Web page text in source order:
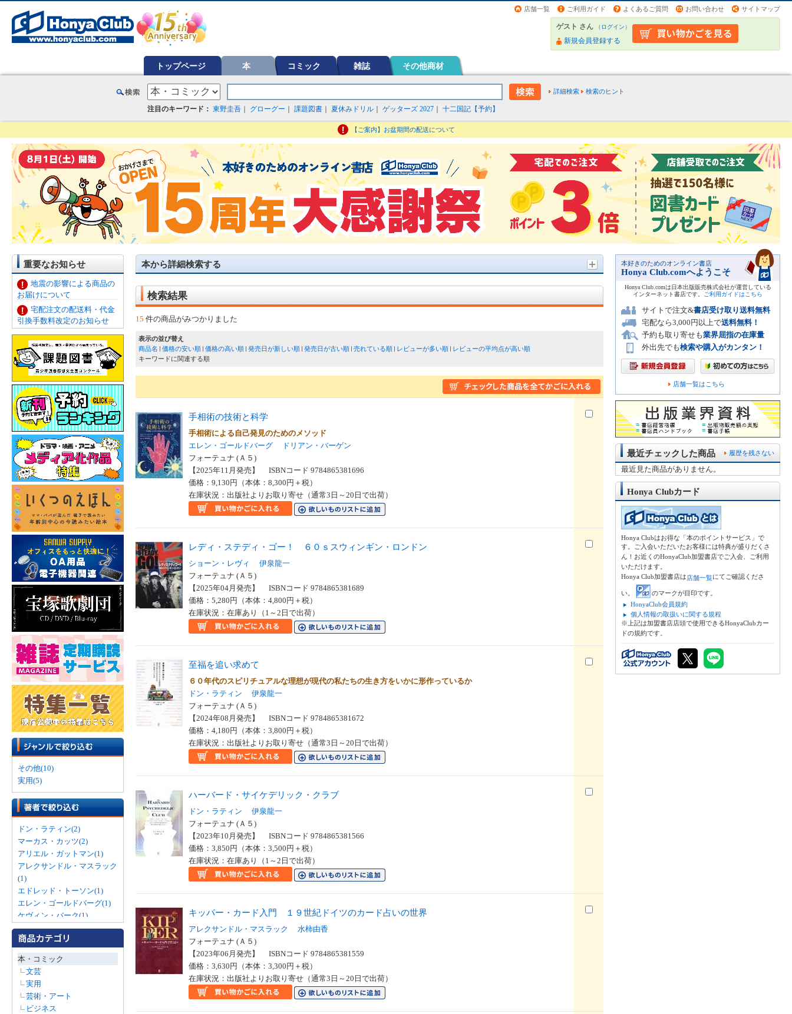
店舗一覧 ご利用ガイド よくあるご質問 お問い合わせ サイトマップ
ゲスト さん （ログイン）
新規会員登録する
トップページ 本 コミック 雑誌 その他商材
詳細検索 検索のヒント
注目のキーワード： 東野圭吾 グローグー 課題図書 夏休みドリル ゲッターズ 2027 十二国記【予約】
【ご案内】お盆期間の配送について
重要なお知らせ
地震の影響による商品の
お届けについて
宅配注文の配送料・代金
引換手数料改定のお知らせ
その他(10)
実用(5)
ドン・ラティン(2)
マーカス・カッツ(2)
アリエル・ガットマン(1)
アレクサンドル・マスラック
(1)
エドレッド・トーソン(1)
エレン・ゴールドバーグ(1)
ケヴィン・バーク(1)
ショーン・レヴィ(1)
ジョン・マイケル・グリア
(1)
ハンス・ディカズ(1)
ベネベル・ウェン(1)
ラナ・ジョージ(1)
レイチェル・ポラック(1)
本・コミック
文芸
実用
芸術・アート
ビジネス
本から詳細検索する
検索結果
15 件の商品がみつかりました
表示の並び替え
商品名
価格の安い順 価格の高い順 発売日が新しい順 発売日が古い順 売れている順 レビューが多い順
レビューの平均点が高い順
キーワードに関連する順
手相術の技術と科学
手相術による自己発見のためのメソッド
エレン・ゴールドバーグ
ドリアン・バーゲン
フォーテュナ (Ａ５)
【2025年11月発売】 ISBNコード 9784865381696
価格：9,130円（本体：8,300円＋税）
在庫状況：出版社よりお取り寄せ（通常3日～20日で出荷）
レディ・ステディ・ゴー！ ６０ｓスウィンギン・ロンドン
ショーン・レヴィ
伊泉龍一
フォーテュナ (Ａ５)
【2025年04月発売】 ISBNコード 9784865381689
価格：5,280円（本体：4,800円＋税）
在庫状況：在庫あり（1～2日で出荷）
至福を追い求めて
６０年代のスピリチュアルな理想が現代の私たちの生き方をいかに形作っているか
ドン・ラティン
伊泉龍一
フォーテュナ (Ａ５)
【2024年08月発売】 ISBNコード 9784865381672
価格：4,180円（本体：3,800円＋税）
在庫状況：出版社よりお取り寄せ（通常3日～20日で出荷）
ハーバード・サイケデリック・クラブ
ドン・ラティン
伊泉龍一
フォーテュナ (Ａ５)
【2023年10月発売】 ISBNコード 9784865381566
価格：3,850円（本体：3,500円＋税）
在庫状況：在庫あり（1～2日で出荷）
キッパー・カード入門 １９世紀ドイツのカード占いの世界
アレクサンドル・マスラック
水柿由香
フォーテュナ (Ａ５)
【2023年06月発売】 ISBNコード 9784865381559
価格：3,630円（本体：3,300円＋税）
在庫状況：出版社よりお取り寄せ（通常3日～20日で出荷）
本好きのためのオンライン書店
Honya Club.comへようこそ
Honya Club.comは日本出版販売株式会社が運営している
インターネット書店です。
ご利用ガイドはこちら
サイトで注文&書店受け取り送料無料
宅配なら3,000円以上で送料無料！
予約も取り寄せも業界屈指の在庫量
外出先でも検索や購入がカンタン！
店舗一覧はこちら
履歴を残さない
最近チェックした商品
最近見た商品がありません。
Honya Clubカード
Honya Clubはお得な「本のポイントサービス」で
す。ご入会いただいたお客様には特典が盛りだくさ
ん！お近くのHonyaClub加盟書店でご入会、ご利用
いただけます。
Honya Club加盟書店は店舗一覧にてご確認くださ
い。
のマークが目印です。
HonyaClub会員規約
個人情報の取扱いに関する規程
※上記は加盟書店店頭で使用できるHonyaClubカー
ドの規約です。